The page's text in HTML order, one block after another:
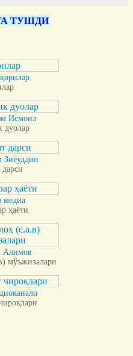
ТУШДИ
Исмоил
дуолар
Зиёуддин
медиа
ҳаёти
Алимов
мўъжизалари